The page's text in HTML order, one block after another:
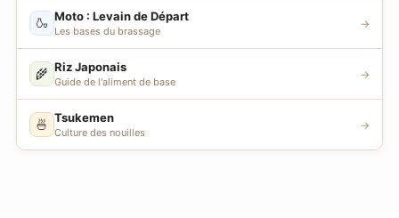
🍶 Moto : Levain de Départ
Les bases du brassage
→
🌾 Riz Japonais
Guide de l'aliment de base
→
🍜 Tsukemen
Culture des nouilles
→